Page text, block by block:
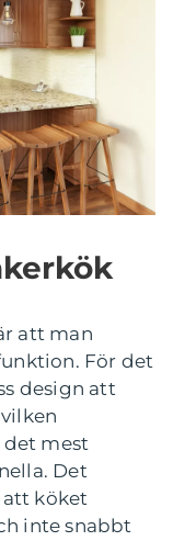
att man
För det
design att
mest
Det
köket
inte snabbt